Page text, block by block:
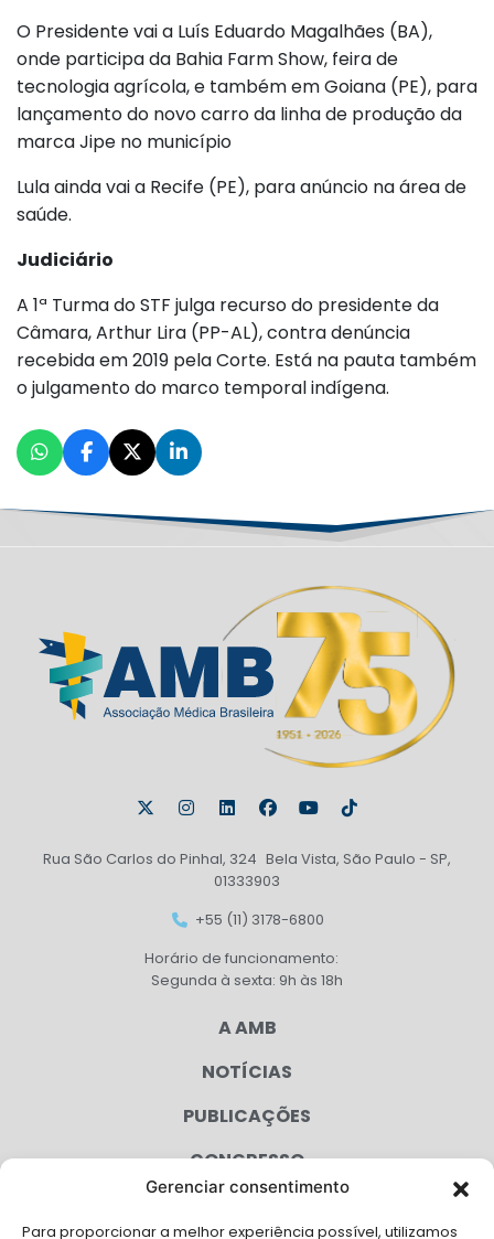
Gerenciar consentimento
Para proporcionar a melhor experiência possível, utilizamos
O Presidente vai a Luís Eduardo Magalhães (BA),
onde participa da Bahia Farm Show, feira de
tecnologia agrícola, e também em Goiana (PE), para
lançamento do novo carro da linha de produção da
marca Jipe no município
Lula ainda vai a Recife (PE), para anúncio na área de
saúde.
Judiciário
A 1ª Turma do STF julga recurso do presidente da
Câmara, Arthur Lira (PP-AL), contra denúncia
recebida em 2019 pela Corte. Está na pauta também
o julgamento do marco temporal indígena.
Rua São Carlos do Pinhal, 324 Bela Vista, São Paulo - SP,
01333903
+55 (11) 3178-6800
Horário de funcionamento:
Segunda à sexta: 9h às 18h
A AMB
NOTÍCIAS
PUBLICAÇÕES
CONGRESSO